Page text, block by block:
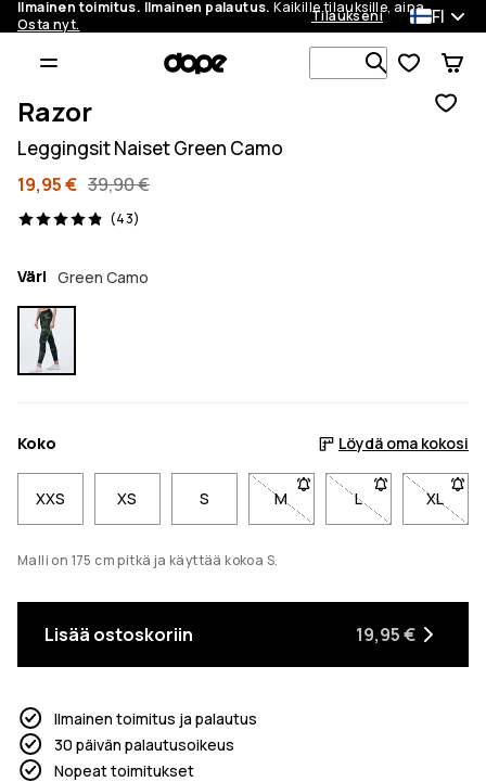
Ilmainen toimitus. Ilmainen palautus. Kaikille tilauksille, aina.
Osta nyt.
Tilaukseni FI
Etsi 1 000+
Razor
Leggingsit Naiset Green Camo
19,95 € 39,90 €
(43)
43 arvostelut, 4.9/5
Väri Green Camo
Koko Löydä oma kokosi
XXS XS S M- Koko M ei ole saatavilla.
L- Koko L ei ole
XL- Koko
Malli on 175 cm pitkä ja käyttää kokoa S.
Lisää ostoskoriin 19,95 €
Ilmainen toimitus ja palautus
30 päivän palautusoikeus
Nopeat toimitukset